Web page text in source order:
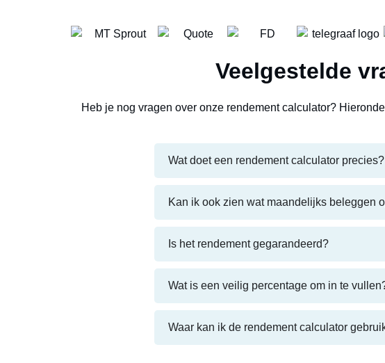
Veelgestelde
Heb je nog vragen over onze rendement calculator?
Wat doet een rendement calculator precies?
Kan ik ook zien wat maandelijks beleggen
Is het rendement gegarandeerd?
Wat is een veilig percentage om in te
Waar kan ik de rendement calculator